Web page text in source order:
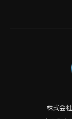
株式会